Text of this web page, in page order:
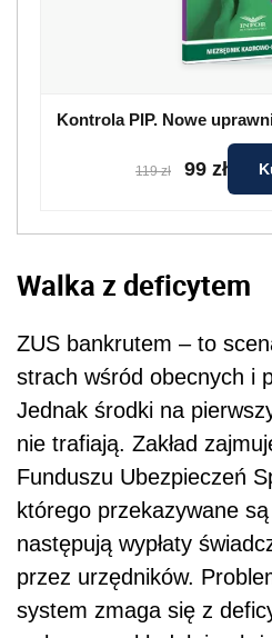
Kontrola PIP. Nowe
119 zł 99 zł
Walka z deficytem
ZUS bankrutem – to
strach wśród obecnych i
Jednak środki na
nie trafiają. Zakład
Funduszu Ubezpieczeń
którego przekazywane są
następują wypłaty
przez urzędników.
system zmaga się z